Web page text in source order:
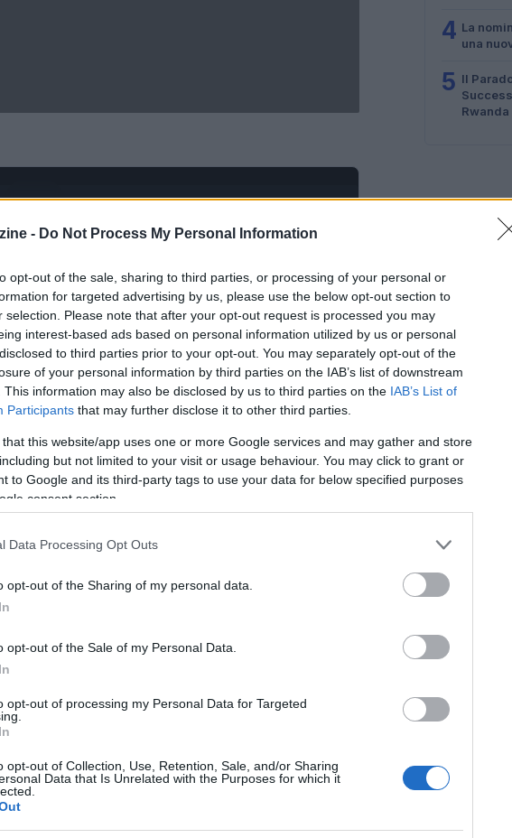
- Do Not Process My Personal Information
opt-out of the sale, sharing to third parties, or processing of your personal or
for targeted advertising by us, please use the below opt-out section to
selection. Please note that after your opt-out request is processed you may
interest-based ads based on personal information utilized by us or personal
to third parties prior to your opt-out. You may separately opt-out of the
of your personal information by third parties on the IAB’s list of downstream
This information may also be disclosed by us to third parties on the IAB’s List of
Participants that may further disclose it to other third parties.
that this website/app uses one or more Google services and may gather and store
but not limited to your visit or usage behaviour. You may click to grant or
to Google and its third-party tags to use your data for below specified purposes
consent section.
Data Processing Opt Outs
opt-out of the Sharing of my personal data.
opt-out of the Sale of my Personal Data.
opt-out of processing my Personal Data for Targeted
opt-out of Collection, Use, Retention, Sale, and/or Sharing
Data that Is Unrelated with the Purposes for which it
vi sbagliate di grosso. Diciamoci la verità: il
e l’efficienza, ma spesso viene
rendere il vostro ecommerce B2B non solo
Il re è nudo, e ve lo dico io:molte
l’aspetto umano dell’acquisto. Ecco
4 La
una
5 Il